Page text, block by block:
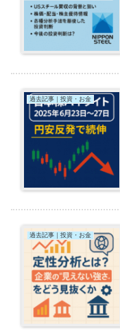
過去記事｜投資・お金
過去記事｜投資・お金